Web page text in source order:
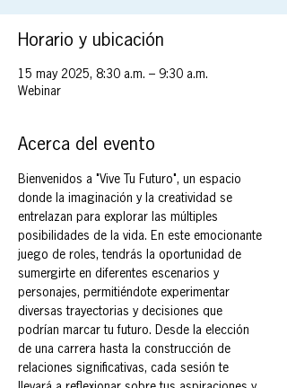
Horario y ubicación
15 may 2025, 8:30 a.m. – 9:30 a.m.
Webinar
Acerca del evento
Bienvenidos a "Vive Tu Futuro", un espacio
donde la imaginación y la creatividad se
entrelazan para explorar las múltiples
posibilidades de la vida. En este emocionante
juego de roles, tendrás la oportunidad de
sumergirte en diferentes escenarios y
personajes, permitiéndote experimentar
diversas trayectorias y decisiones que
podrían marcar tu futuro. Desde la elección
de una carrera hasta la construcción de
relaciones significativas, cada sesión te